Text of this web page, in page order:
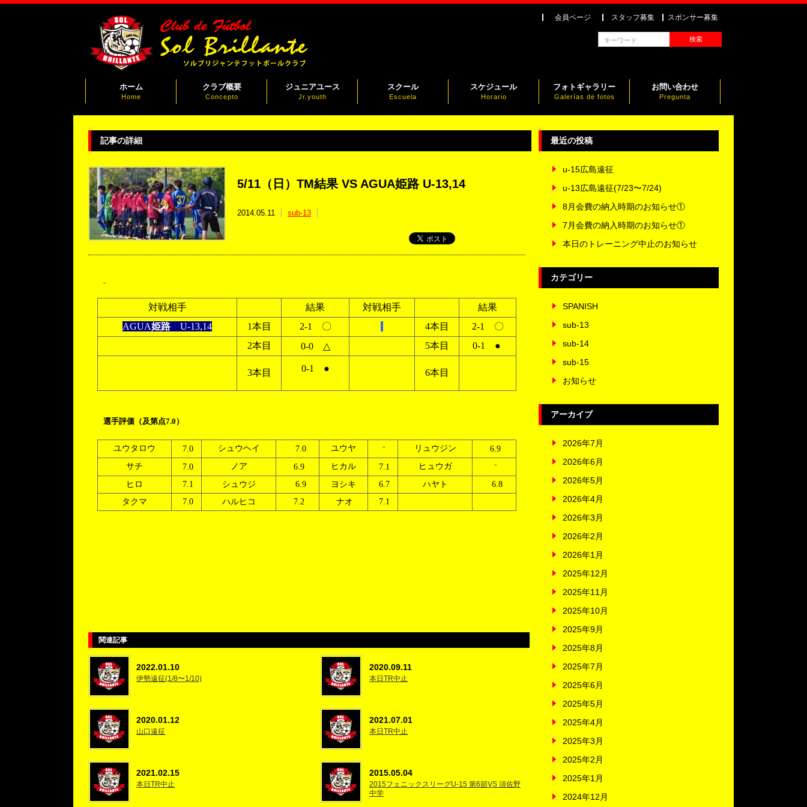
会員ページ スタッフ募集 スポンサー募集
ホーム
Home
クラブ概要
Concepto
ジュニアユース
Jr.youth
スクール
Escuela
スケジュール
Horario
フォトギャラリー
Galerías de fotos
お問い合わせ
Pregunta
記事の詳細
5/11（日）TM結果 VS AGUA姫路 U-13,14
2014.05.11 sub-13
対戦相手 結果 対戦相手
結果
AGUA姫路 U-13,14 1本目 2-1 〇 4本目
2-1 〇
2本目
0-0 △ 5本目 0-1 ●
3本目 0-1 ● 6本目
選手評価（及第点7.0）
ユウタロウ 7.0 シュウヘイ 7.0 ユウヤ ⁻ リュウジン
6.9
サチ
7.0 ノア 6.9 ヒカル 7.1 ヒュウガ
⁻
ヒロ
7.1 シュウジ 6.9 ヨシキ 6.7 ハヤト
6.8
タクマ
7.0 ハルヒコ 7.2 ナオ 7.1
関連記事
2022.01.10
伊勢遠征(1/8〜1/10)
2020.09.11
本日TR中止
2020.01.12
山口遠征
2021.07.01
本日TR中止
2021.02.15
本日TR中止
2015.05.04
2015フェニックスリーグU-15 第6節VS 須佐野
中学
最近の投稿
u-15広島遠征
u-13広島遠征(7/23〜7/24)
8月会費の納入時期のお知らせ①
7月会費の納入時期のお知らせ①
本日のトレーニング中止のお知らせ
カテゴリー
SPANISH
sub-13
sub-14
sub-15
お知らせ
アーカイブ
2026年7月
2026年6月
2026年5月
2026年4月
2026年3月
2026年2月
2026年1月
2025年12月
2025年11月
2025年10月
2025年9月
2025年8月
2025年7月
2025年6月
2025年5月
2025年4月
2025年3月
2025年2月
2025年1月
2024年12月